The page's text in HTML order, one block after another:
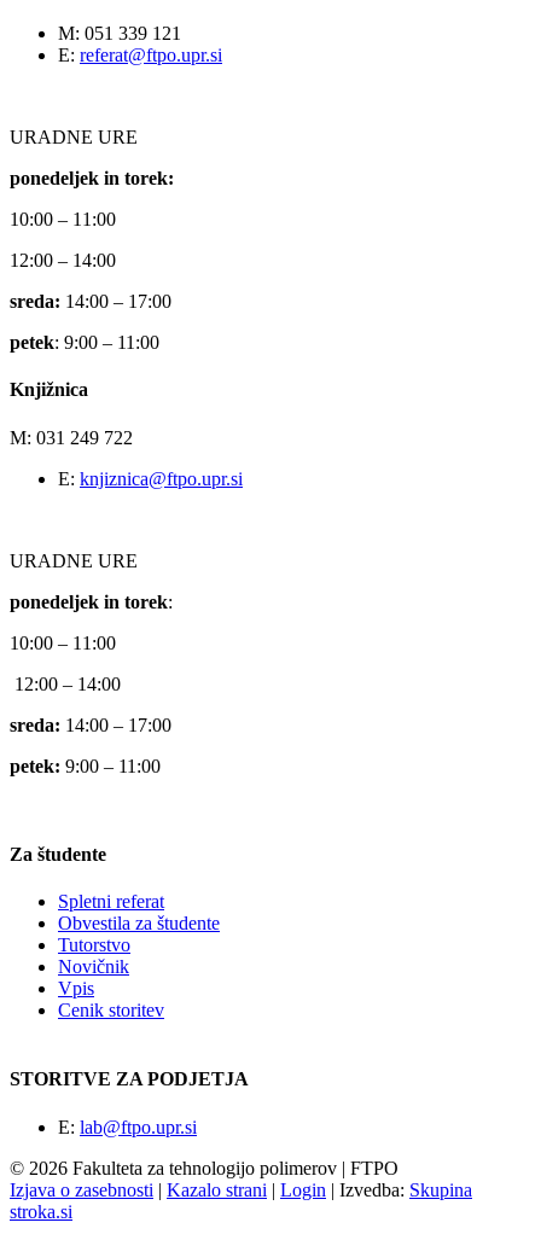
M: 051 339 121
E: referat@ftpo.upr.si
URADNE URE
ponedeljek in torek:
10:00 – 11:00
12:00 – 14:00
sreda: 14:00 – 17:00
petek: 9:00 – 11:00
Knjižnica
M: 031 249 722
E: knjiznica@ftpo.upr.si
URADNE URE
ponedeljek in torek:
10:00 – 11:00
12:00 – 14:00
sreda: 14:00 – 17:00
petek: 9:00 – 11:00
Za študente
Spletni referat
Obvestila za študente
Tutorstvo
Novičnik
Vpis
Cenik storitev
STORITVE ZA PODJETJA
E: lab@ftpo.upr.si
© 2026 Fakulteta za tehnologijo polimerov | FTPO
Izjava o zasebnosti | Kazalo strani | Login | Izvedba: Skupina
stroka.si